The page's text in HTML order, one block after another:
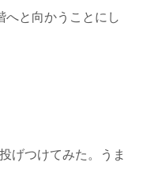
へと向かうことにし
げつけてみた。うま